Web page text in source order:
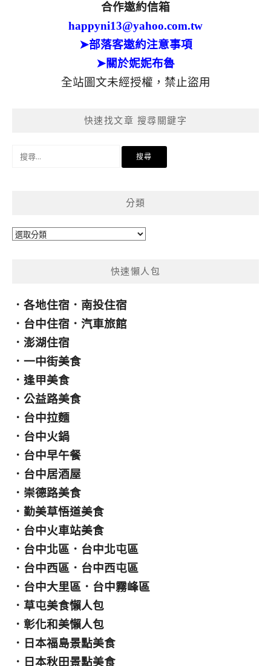
合作邀約信箱
happyni13@yahoo.com.tw
➤部落客邀約注意事項
➤關於妮妮布魯
全站圖文未經授權，禁止盜用
快速找文章 搜尋關鍵字
分類
分
快速懶人包
． 各地住宿 ． 南投住宿
． 台中住宿 ． 汽車旅館
． 澎湖住宿
． 一中街美食
． 逢甲美食
． 公益路美食
． 台中拉麵
． 台中火鍋
． 台中早午餐
． 台中居酒屋
． 崇德路美食
． 勤美草悟道美食
． 台中火車站美食
． 台中北區 ． 台中北屯區
． 台中西區 ． 台中西屯區
． 台中大里區 ． 台中霧峰區
． 草屯美食懶人包
． 彰化和美懶人包
． 日本福島景點美食
． 日本秋田景點美食